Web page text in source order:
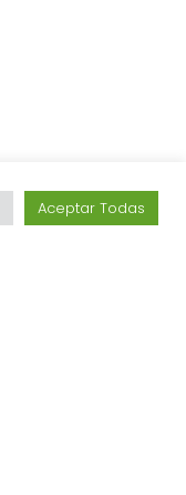
Aceptar Todas